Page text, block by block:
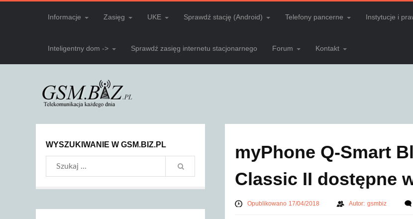
Informacje Zasięg UKE Sprawdź stację (Android) Telefony pancerne Instytucje i
Inteligentny dom -> Sprawdź zasięg internetu stacjonarnego Forum Kontakt
myPhone Q-Smart
Classic II dostępne
Opublikowano 17/04/2018 Autor: gsmbiz
WYSZUKIWANIE W GSM.BIZ.PL